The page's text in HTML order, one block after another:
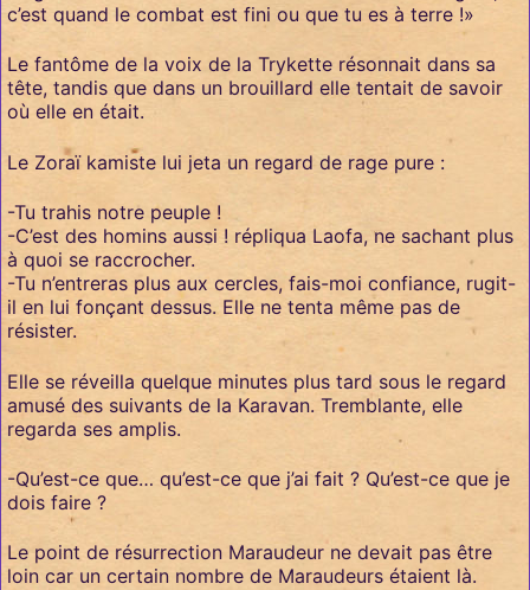
c’est quand le combat est fini ou que tu es à terre !»
Le fantôme de la voix de la Trykette résonnait dans sa
tête, tandis que dans un brouillard elle tentait de savoir
où elle en était.
Le Zoraï kamiste lui jeta un regard de rage pure :
-Tu trahis notre peuple !
-C’est des homins aussi ! répliqua Laofa, ne sachant plus
à quoi se raccrocher.
-Tu n’entreras plus aux cercles, fais-moi confiance, rugit-
il en lui fonçant dessus. Elle ne tenta même pas de
résister.
Elle se réveilla quelque minutes plus tard sous le regard
amusé des suivants de la Karavan. Tremblante, elle
regarda ses amplis.
-Qu’est-ce que… qu’est-ce que j’ai fait ? Qu’est-ce que je
dois faire ?
Le point de résurrection Maraudeur ne devait pas être
loin car un certain nombre de Maraudeurs étaient là.